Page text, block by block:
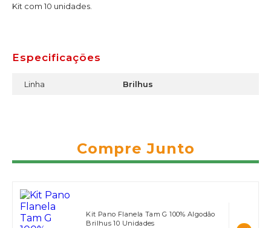
Kit com 10 unidades.
Especificações
Linha Brilhus
Compre Junto
Kit Pano Flanela Tam G 100% Algodão
Brilhus 10 Unidades